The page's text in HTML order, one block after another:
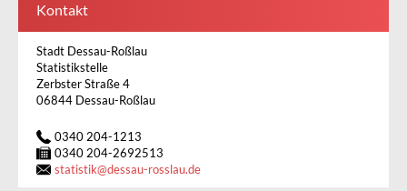
Kontakt
Stadt Dessau-Roßlau
Statistikstelle
Zerbster Straße 4
06844 Dessau-Roßlau
0340 204-1213
0340 204-2692513
statistik@dessau-rosslau.de